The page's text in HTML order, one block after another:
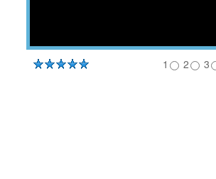
1 2 3